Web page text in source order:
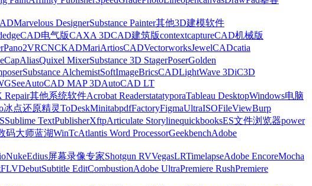
Marvelous DesignerSubstance Painter其他3D建模软件
CAD电气版CAXA 3DCAD建筑版contextcaptureCAD机械版
Pano2VRCNCKADMariArtiosCADVectorworksJewelCADcatia
AliasQuixel MixerSubstance 3D StagerPoserGolden
Substance AlchemistSoftImageBricsCADLightWave 3DiC3D
AutoCAD MAP 3DAutoCAD LT
Repair其他系统软件Acrobat ReaderstatatyporaTableau DesktopWindows电脑
冰点还原精灵ToDeskMinitabpdfFactoryFigmaUltraISOFileViewBurp
Sublime TextPublisherXftpArticulate StorylinequickbooksES文件浏览器power
码大师蓝湖WinTcAtlantis Word ProcessorGeekbenchAdobe
NukeEdius屏幕录像专家Shotgun RVVegasLRTimelapseAdobe EncoreMocha
DebutSubtitle EditCombustionAdobe UltraPremiere RushPremiere